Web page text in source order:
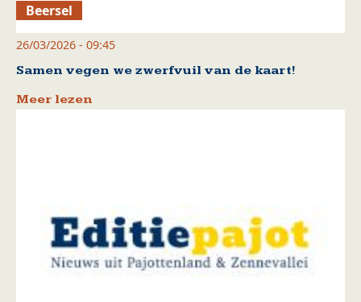
Beersel
26/03/2026 - 09:45
Samen vegen we zwerfvuil van de kaart!
Meer lezen